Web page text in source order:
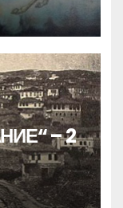
– 2